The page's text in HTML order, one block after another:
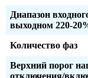
Диапазон
выходном 220-
Количество фаз
Верхний порог